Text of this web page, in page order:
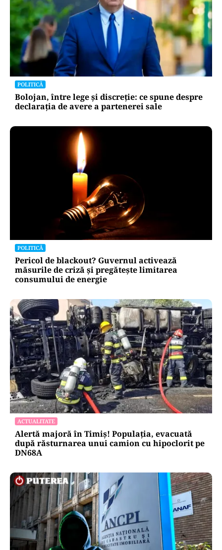
POLITICĂ
PSD atacă USR și PNL după sesizarea la CCR:
„Sacrifică 771 de milioane de euro pentru
Dominic Fritz”
Bolojan, între lege și discreție: ce spune despre
declarația de avere a partenerei sale
POLITICĂ
Pericol de blackout? Guvernul activează
măsurile de criză și pregătește limitarea
consumului de energie